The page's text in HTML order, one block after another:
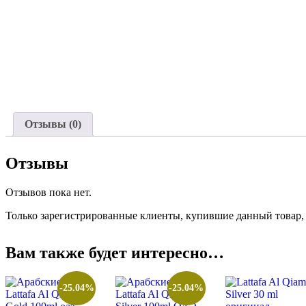
Отзывы (0)
Отзывы
Отзывов пока нет.
Только зарегистрированные клиенты, купившие данный
Вам также будет интересно…
-25.04% -25.04%